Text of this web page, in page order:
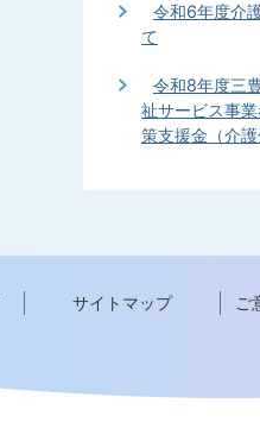
令和6年度介
て
令和8年度三
祉サービス事
策支援金（介護
サイトマップ ご